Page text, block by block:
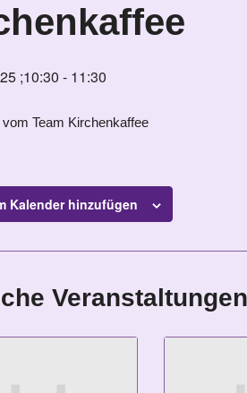
;10:30 - 11:30
Team Kirchenkaffee
Kalender hinzufügen
Veranstaltungen